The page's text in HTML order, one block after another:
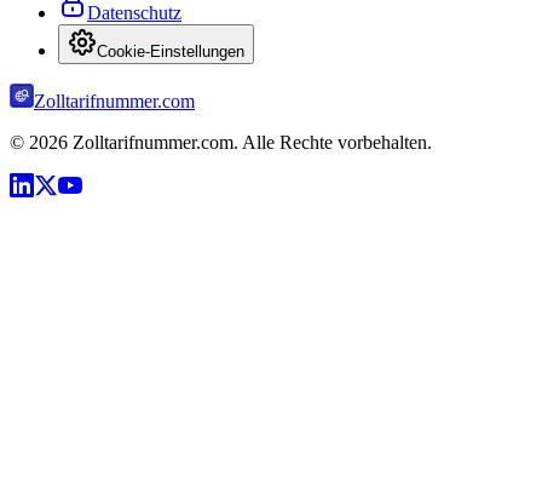
Datenschutz
Cookie-Einstellungen
Zolltarifnummer.com
© 2026 Zolltarifnummer.com. Alle Rechte vorbehalten.